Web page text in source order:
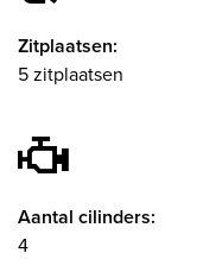
Zitplaatsen:
5 zitplaatsen
Aantal cilinders:
4